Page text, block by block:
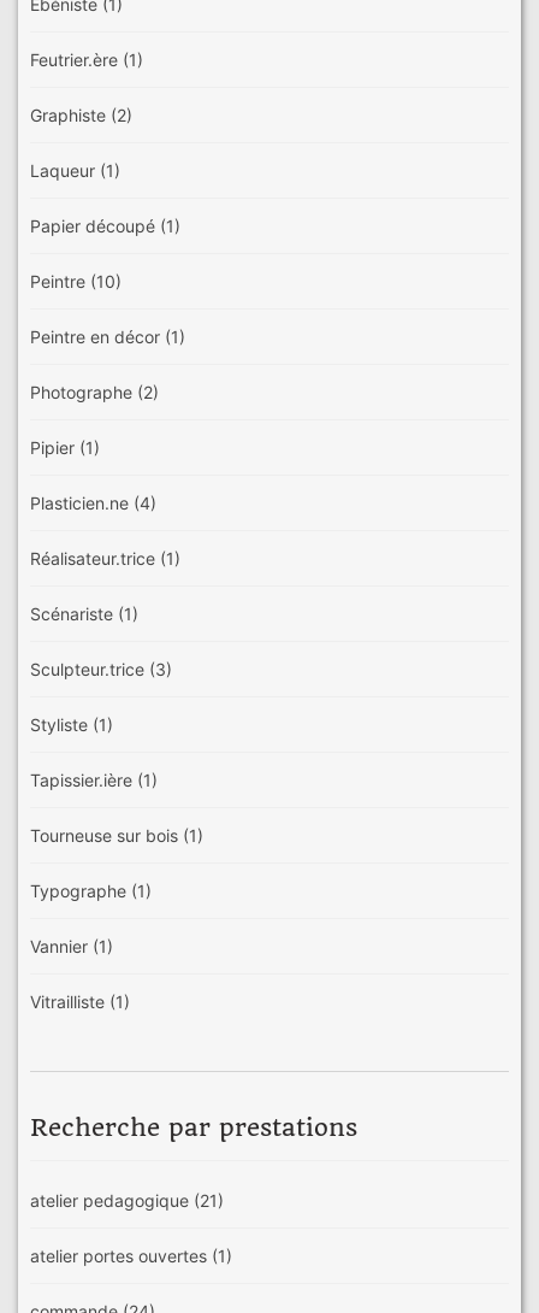
Ebéniste (1)
Feutrier.ère (1)
Graphiste (2)
Laqueur (1)
Papier découpé (1)
Peintre (10)
Peintre en décor (1)
Photographe (2)
Pipier (1)
Plasticien.ne (4)
Réalisateur.trice (1)
Scénariste (1)
Sculpteur.trice (3)
Styliste (1)
Tapissier.ière (1)
Tourneuse sur bois (1)
Typographe (1)
Vannier (1)
Vitrailliste (1)
Recherche par prestations
atelier pedagogique (21)
atelier portes ouvertes (1)